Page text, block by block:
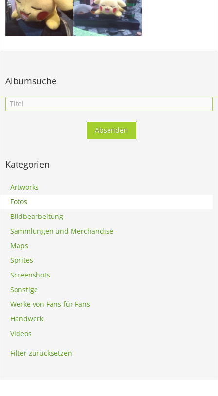
Albumsuche
Kategorien
Artworks
Fotos
Bildbearbeitung
Sammlungen und Merchandise
Maps
Sprites
Screenshots
Sonstige
Werke von Fans für Fans
Handwerk
Videos
Filter zurücksetzen